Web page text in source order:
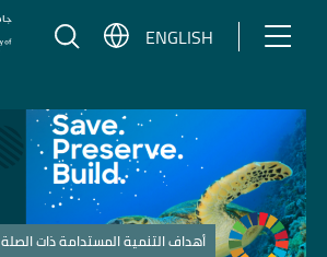
ENGLISH
أهداف التنمية المستدامة ذات الصلة